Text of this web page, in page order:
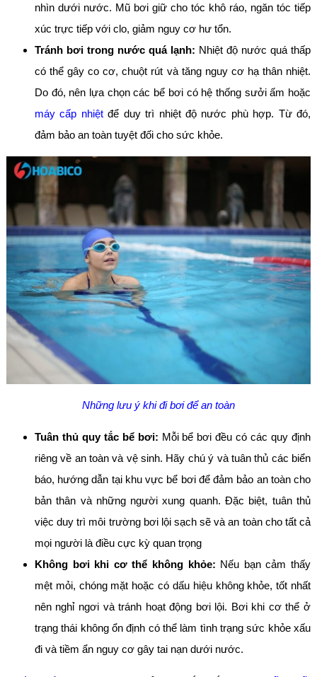
nhìn dưới nước. Mũ bơi giữ cho tóc khô ráo, ngăn tóc tiếp
xúc trực tiếp với clo, giảm nguy cơ hư tổn.
Tránh bơi trong nước quá lạnh: Nhiệt độ nước quá thấp
có thể gây co cơ, chuột rút và tăng nguy cơ hạ thân nhiệt.
Do đó, nên lựa chọn các bể bơi có hệ thống sưởi ấm hoặc
máy cấp nhiệtđể duy trì nhiệt độ nước phù hợp. Từ đó,
đảm bảo an toàn tuyệt đối cho sức khỏe.
Những lưu ý khi đi bơi để an toàn
Tuân thủ quy tắc bể bơi: Mỗi bể bơi đều có các quy định
riêng về an toàn và vệ sinh. Hãy chú ý và tuân thủ các biển
báo, hướng dẫn tại khu vực bể bơi để đảm bảo an toàn cho
bản thân và những người xung quanh. Đặc biệt, tuân thủ
việc duy trì môi trường bơi lội sạch sẽ và an toàn cho tất cả
mọi người là điều cực kỳ quan trọng
Không bơi khi cơ thể không khỏe: Nếu bạn cảm thấy
mệt mỏi, chóng mặt hoặc có dấu hiệu không khỏe, tốt nhất
nên nghỉ ngơi và tránh hoạt động bơi lội. Bơi khi cơ thể ở
trạng thái không ổn định có thể làm tình trạng sức khỏe xấu
đi và tiềm ẩn nguy cơ gây tai nạn dưới nước.